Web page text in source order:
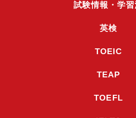
試験情報・学
英検
TOEIC
TEAP
TOEFL